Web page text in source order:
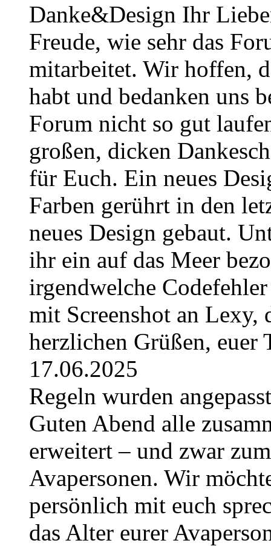
Danke&Design Ihr
Freude, wie sehr das
mitarbeitet. Wir hoffen,
habt und bedanken uns
Forum nicht so gut
großen, dicken
für Euch. Ein neues
Farben gerührt in den
neues Design gebaut.
ihr ein auf das Meer
irgendwelche
mit Screenshot an
herzlichen Grüßen, euer
17.06.2025
Regeln wurden
Guten Abend alle
erweitert – und zwar
Avapersonen. Wir
persönlich mit euch
das Alter eurer